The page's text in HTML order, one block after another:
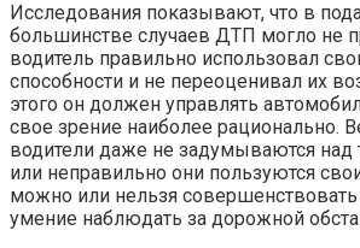
Исследования показывают, что в
большинстве случаев ДТП могло не
водитель правильно использовал
способности и не переоценивал их
этого он должен управлять
свое зрение наиболее рационально.
водители даже не задумываются над
или неправильно они пользуются
можно или нельзя
умение наблюдать за дорожной